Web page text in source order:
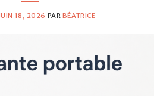
18, 2026 PAR BÉATRICE